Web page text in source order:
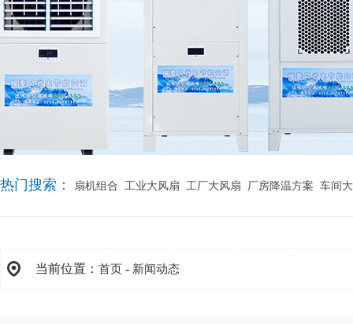
热门搜索： 扇机组合 工业大风扇 工厂大风扇 厂房降温方案 车间
当前位置： 首页 - 新闻动态